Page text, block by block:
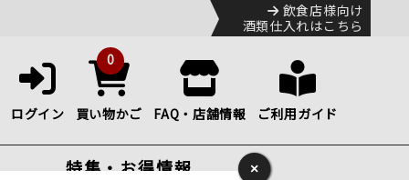
飲食店様向け
酒類仕入れはこちら
ログイン
0
買い物かご FAQ・店舗情報 ご利用ガイド
特集・お得情報 ×